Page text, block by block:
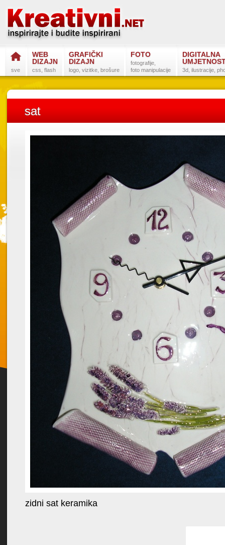
sve
WEB
DIZAJN
css, flash
GRAFIČKI
DIZAJN
logo, vizitke, brošure
FOTO
fotografije,
foto manipulacije
DIGITALNA
3d, ilustracije,
sat
zidni sat keramika
Postanite